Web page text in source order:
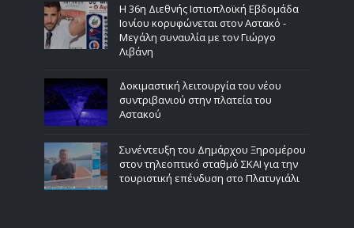
Η 36η Διεθνής Ιστιοπλοϊκή Εβδομάδα
Ιονίου κορυφώνεται στον Αστακό -
Μεγάλη συναυλία με τον Γιώργο
Λιβάνη
Δοκιμαστική λειτουργία του νέου
συντριβανιού στην πλατεία του
Αστακού
Συνέντευξη του Δημάρχου Ξηρομέρου
στον τηλεοπτικό σταθμό ΣΚΑΙ για την
τουριστική επένδυση στο Πλατυγιάλι